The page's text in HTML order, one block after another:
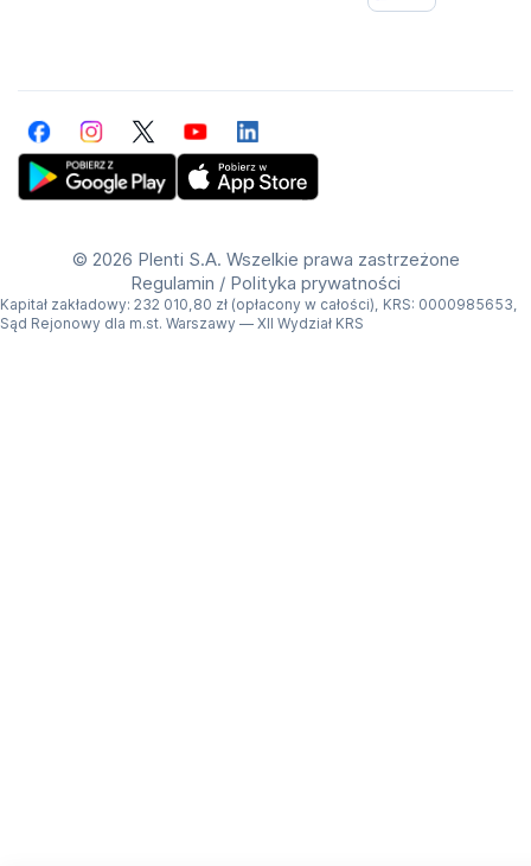
FacebookInstagramTwitterYouTubeLinkedIn
© 2026 Plenti S.A. Wszelkie prawa zastrzeżone
Regulamin / Polityka prywatności
Kapitał zakładowy: 232 010,80 zł (opłacony w całości), KRS: 0000985653,
Sąd Rejonowy dla m.st. Warszawy — XII Wydział KRS